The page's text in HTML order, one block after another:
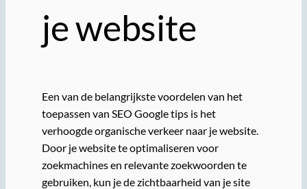
je website
Een van de belangrijkste voordelen van het
toepassen van SEO Google tips is het
verhoogde organische verkeer naar je website.
Door je website te optimaliseren voor
zoekmachines en relevante zoekwoorden te
gebruiken, kun je de zichtbaarheid van je site